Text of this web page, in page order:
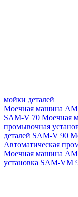
мойки деталей
Моечная машина
SAM-V 70 Моечная
промывочная
деталей SAM-V 90
Автоматическая
Моечная машина
установка SAM-VM